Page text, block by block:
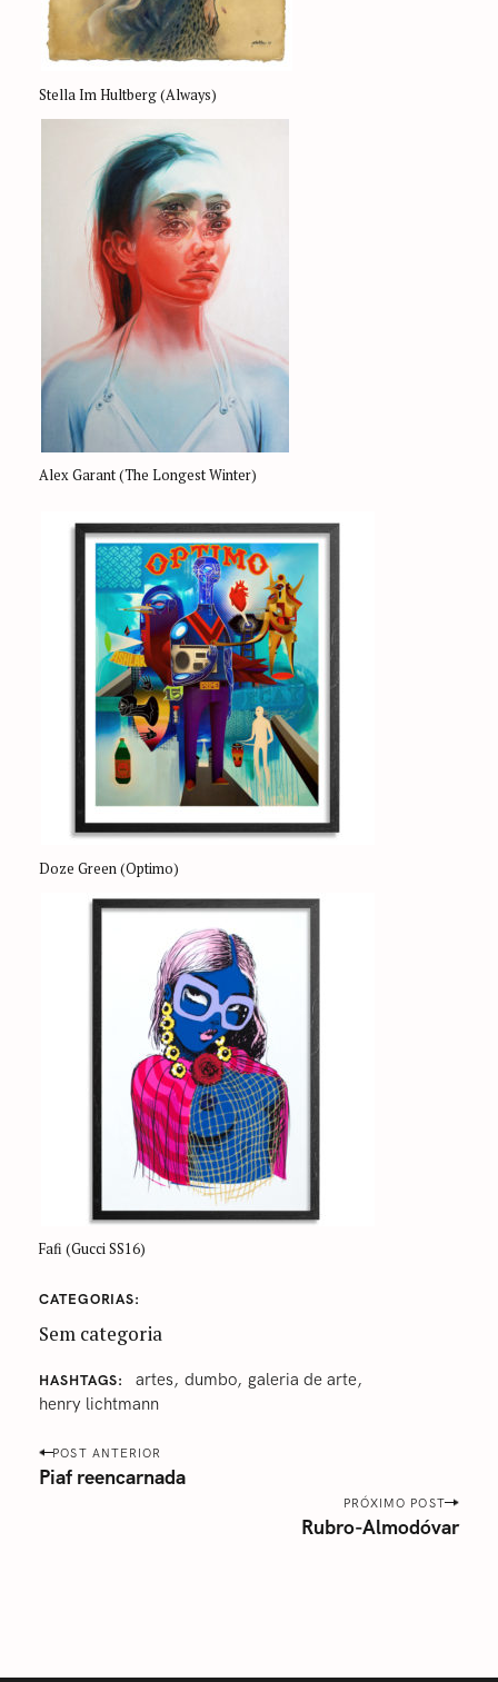
Stella Im Hultberg (Always)
Alex Garant (The Longest Winter)
Doze Green (Optimo)
Fafi (Gucci SS16)
CATEGORIAS
Sem categoria
HASHTAGS artes dumbo
galeria de arte
henry lichtmann
P
o
POST ANTERIOR
Piaf reencarnada
PRÓXIMO POST
Rubro-Almodóvar